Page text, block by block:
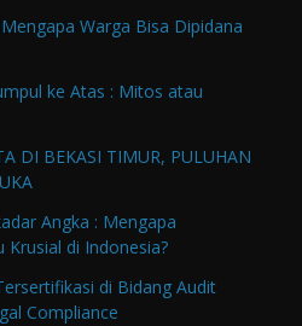
Warga Bisa Dipidana
ke Atas : Mitos atau
DI BEKASI TIMUR, PULUHAN
Angka : Mengapa
Krusial di Indonesia?
di Bidang Audit
Compliance